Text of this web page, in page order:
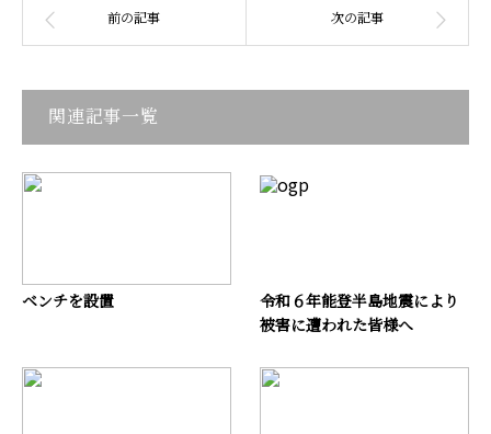
関連記事一覧
ベンチを設置
令和６年能登半島地震により
被害に遭われた皆様へ